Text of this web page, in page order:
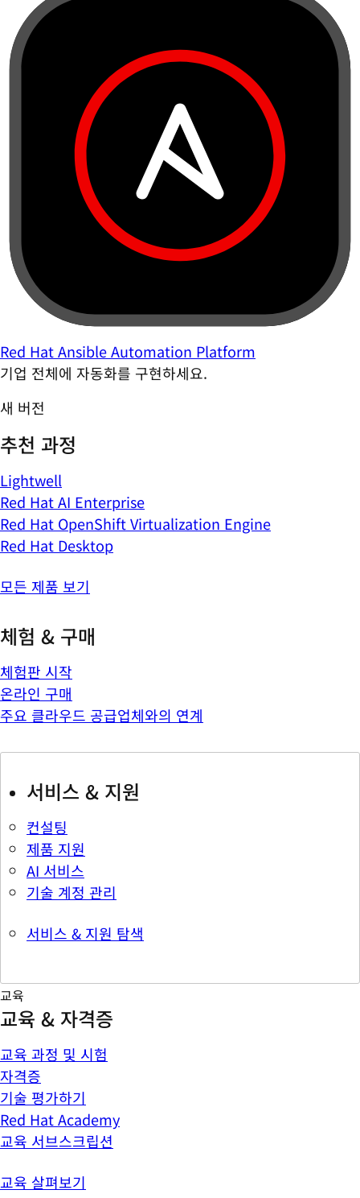
Red Hat Ansible Automation Platform
기업 전체에 자동화를 구현하세요.
새 버전
추천 과정
Lightwell
Red Hat AI Enterprise
Red Hat OpenShift Virtualization Engine
Red Hat Desktop
모든 제품 보기
체험 & 구매
체험판 시작
온라인 구매
주요 클라우드 공급업체와의 연계
서비스 & 지원
컨설팅
제품 지원
AI 서비스
기술 계정 관리
서비스 & 지원 탐색
교육
교육 & 자격증
교육 과정 및 시험
자격증
기술 평가하기
Red Hat Academy
교육 서브스크립션
교육 살펴보기